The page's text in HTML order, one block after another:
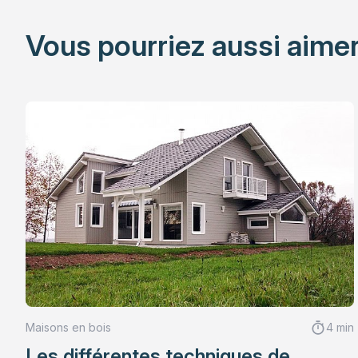
Vous pourriez aussi
Maisons en bois 4 min